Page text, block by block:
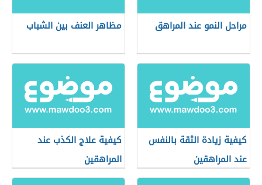
مراحل النمو عند المراهق مظاهر العنف بين الشباب
كيفية زيادة الثقة بالنفس
عند المراهقين
كيفية علاج الكذب عند
المراهقين